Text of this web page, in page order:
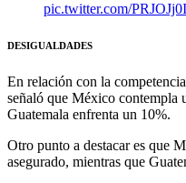
pic.twitter.com/
DESIGUALDADES
En relación con la
señaló que México contempla
Guatemala enfrenta un 10%.
Otro punto a destacar es que
asegurado, mientras que